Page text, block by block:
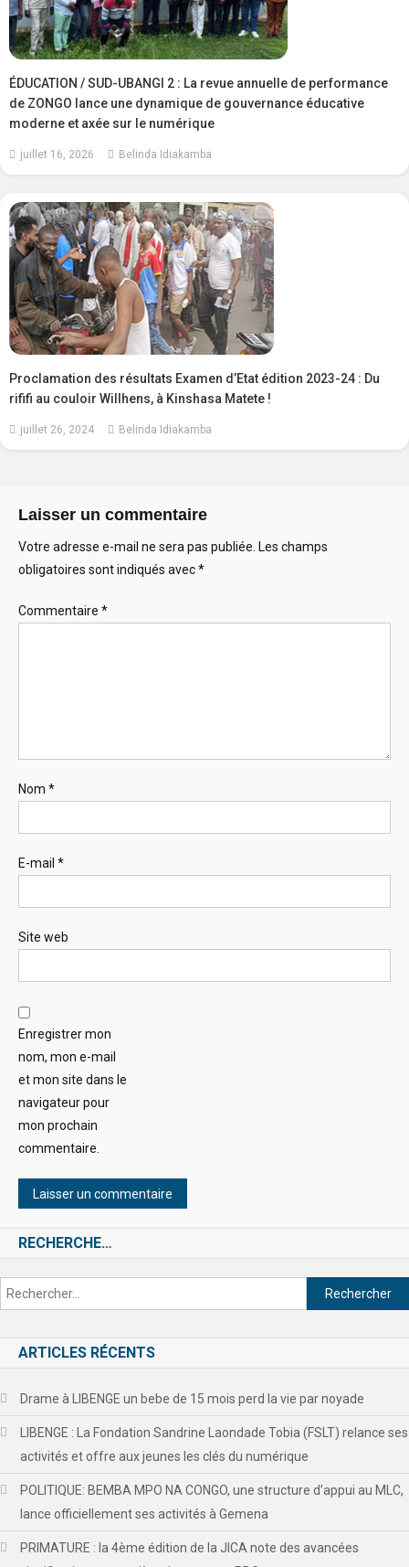
ÉDUCATION / SUD-UBANGI 2 : La revue annuelle de performance
de ZONGO lance une dynamique de gouvernance éducative
moderne et axée sur le numérique
juillet 16, 2026 Belinda Idiakamba
Proclamation des résultats Examen d’Etat édition 2023-24 : Du
rififi au couloir Willhens, à Kinshasa Matete !
juillet 26, 2024 Belinda Idiakamba
Laisser un commentaire
Votre adresse e-mail ne sera pas publiée. Les champs
obligatoires sont indiqués avec*
Commentaire *
Nom *
E-mail *
Site web
Enregistrer mon
nom, mon e-mail
et mon site dans le
navigateur pour
mon prochain
commentaire.
RECHERCHE…
ARTICLES RÉCENTS
Drame à LIBENGE un bebe de 15 mois perd la vie par noyade
LIBENGE : La Fondation Sandrine Laondade Tobia (FSLT) relance ses
activités et offre aux jeunes les clés du numérique
POLITIQUE: BEMBA MPO NA CONGO, une structure d’appui au MLC,
lance officiellement ses activités à Gemena
PRIMATURE : la 4ème édition de la JICA note des avancées